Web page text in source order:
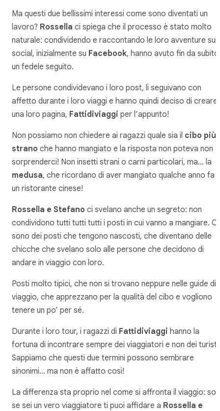
Ma questi due bellissimi interessi come sono diventati un
lavoro? Rossella ci spiega che il processo è stato molto
naturale: condividendo e raccontando le loro avventure sui
social, inizialmente su Facebook, hanno avuto fin da subito
un fedele seguito.
Le persone condividevano i loro post, li seguivano con
affetto durante i loro viaggi e hanno quindi deciso di creare
una loro pagina, Fattidiviaggi per l’appunto!
Non possiamo non chiedere ai ragazzi quale sia il cibo più
strano che hanno mangiato e la risposta non poteva non
sorprenderci! Non insetti strani o carni particolari, ma… la
medusa, che ricordano di aver mangiato qualche anno fa
un ristorante cinese!
Rossella e Stefano ci svelano anche un segreto: non
condividono tutti tutti tutti i posti in cui vanno a mangiare. Ci
sono dei posti che tengono nascosti, che diventano delle
chicche che svelano solo alle persone che decidono di
andare in viaggio con loro.
Posti molto tipici, che non si trovano neppure nelle guide di
viaggio, che apprezzano per la qualità del cibo e vogliono
tenere un po’ per sé.
Durante i loro tour, i ragazzi di Fattidiviaggi hanno la
fortuna di incontrare sempre dei viaggiatori e non dei turisti.
Sappiamo che questi due termini possono sembrare
sinonimi… ma non è affatto così!
La differenza sta proprio nel come si affronta il viaggio:
se sei un vero viaggiatore ti puoi affidare a Rossella e